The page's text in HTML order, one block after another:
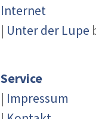
Internet
| Unter der Lupe
Service
| Impressum